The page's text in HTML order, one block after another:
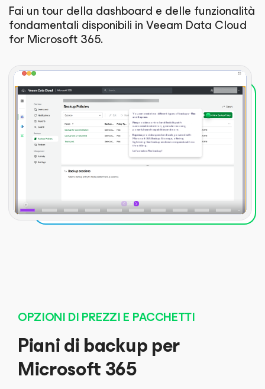
Fai un tour della dashboard e delle funzionalità
fondamentali disponibili in Veeam Data Cloud
for Microsoft 365.
OPZIONI DI PREZZI E PACCHETTI
Piani di backup per
Microsoft 365